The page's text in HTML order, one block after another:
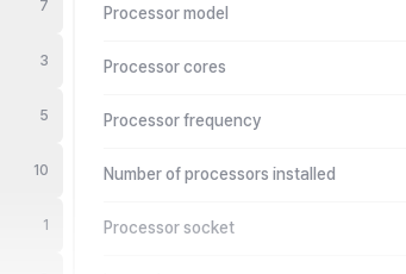
7
3
5
10
1
Processor model
Processor cores
Processor frequency
Number of processors installed
Processor socket